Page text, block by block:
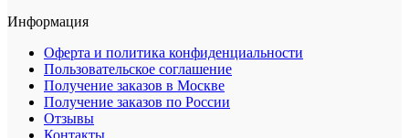
Информация
Оферта и политика конфиденциальности
Пользовательское соглашение
Получение заказов в Москве
Получение заказов по России
Отзывы